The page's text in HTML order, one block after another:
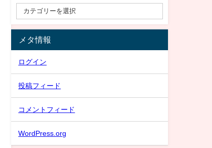
メタ情報
ログイン
投稿フィード
コメントフィード
WordPress.org